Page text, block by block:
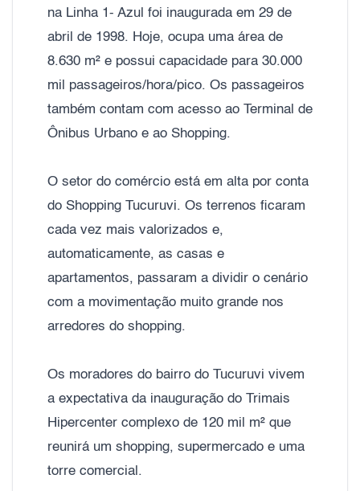
na Linha 1- Azul foi inaugurada em 29 de
abril de 1998. Hoje, ocupa uma área de
8.630 m² e possui capacidade para 30.000
mil passageiros/hora/pico. Os passageiros
também contam com acesso ao Terminal de
Ônibus Urbano e ao Shopping.
O setor do comércio está em alta por conta
do Shopping Tucuruvi. Os terrenos ficaram
cada vez mais valorizados e,
automaticamente, as casas e
apartamentos, passaram a dividir o cenário
com a movimentação muito grande nos
arredores do shopping.
Os moradores do bairro do Tucuruvi vivem
a expectativa da inauguração do Trimais
Hipercenter complexo de 120 mil m² que
reunirá um shopping, supermercado e uma
torre comercial.